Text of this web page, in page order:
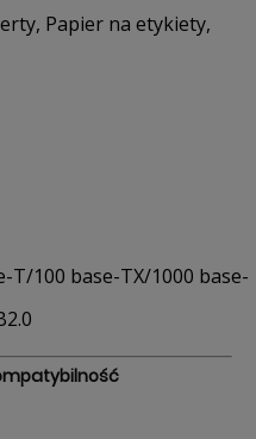
Papier na etykiety,
T/100 base-TX/1000 base-